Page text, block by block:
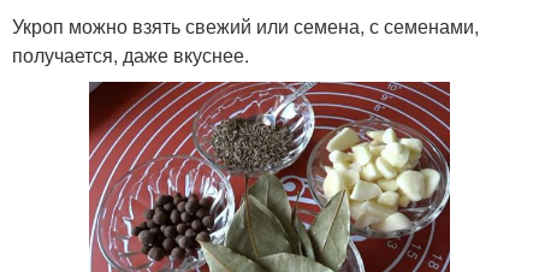
Укроп можно взять свежий или семена, с семенами,
получается, даже вкуснее.